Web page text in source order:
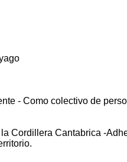
- Como colectivo de
Cordillera Cantabrica -